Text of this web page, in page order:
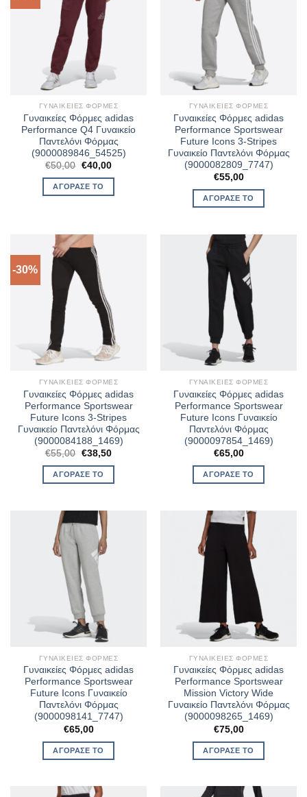
ΓΥΝΑΙΚΕΊΕΣ ΦΌΡΜΕΣ
Γυναικείες Φόρμες adidas
Performance Q4 Γυναικείο
Παντελόνι Φόρμας
(9000089846_54525)
€50,00 Original
was:
€50,00.
€40,00Η
ΑΓΌΡΑΣΈ ΤΟ
ΓΥΝΑΙΚΕΊΕΣ ΦΌΡΜΕΣ
Γυναικείες Φόρμες adidas
Performance Sportswear
Future Icons 3-Stripes
Γυναικείο Παντελόνι Φόρμας
(9000082809_7747)
€55,00
ΑΓΌΡΑΣΈ ΤΟ
-30%
ΓΥΝΑΙΚΕΊΕΣ ΦΌΡΜΕΣ
Γυναικείες Φόρμες adidas
Performance Sportswear
Future Icons 3-Stripes
Γυναικείο Παντελόνι Φόρμας
(9000084188_1469)
€55,00 Original
was:
€55,00.
€38,50Η
ΑΓΌΡΑΣΈ ΤΟ
ΓΥΝΑΙΚΕΊΕΣ ΦΌΡΜΕΣ
Γυναικείες Φόρμες adidas
Performance Sportswear
Future Icons Γυναικείο
Παντελόνι Φόρμας
(9000097854_1469)
€65,00
ΑΓΌΡΑΣΈ ΤΟ
ΓΥΝΑΙΚΕΊΕΣ ΦΌΡΜΕΣ
Γυναικείες Φόρμες adidas
Performance Sportswear
Future Icons Γυναικείο
Παντελόνι Φόρμας
(9000098141_7747)
€65,00
ΑΓΌΡΑΣΈ ΤΟ
ΓΥΝΑΙΚΕΊΕΣ ΦΌΡΜΕΣ
Γυναικείες Φόρμες adidas
Performance Sportswear
Mission Victory Wide
Γυναικείο Παντελόνι Φόρμας
(9000098265_1469)
€75,00
ΑΓΌΡΑΣΈ ΤΟ